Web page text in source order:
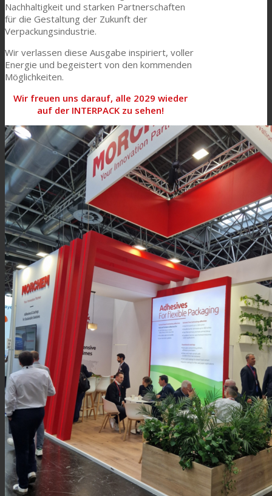
Nachhaltigkeit und starken Partnerschaften
für die Gestaltung der Zukunft der
Verpackungsindustrie.
Wir verlassen diese Ausgabe inspiriert, voller
Energie und begeistert von den kommenden
Möglichkeiten.
Wir freuen uns darauf, alle 2029 wieder
auf der INTERPACK zu sehen!